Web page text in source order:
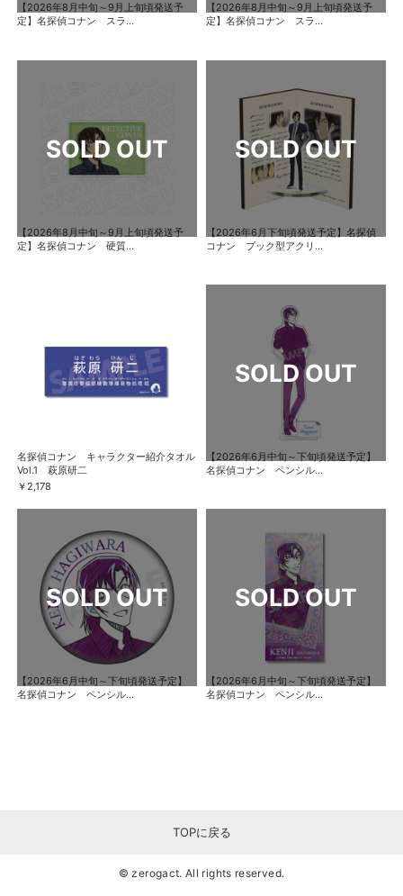
【2026年8月中旬～9月上旬頃発送予
定】名探偵コナン スラ...
【2026年8月中旬～9月上旬頃発送予
定】名探偵コナン スラ...
【2026年8月中旬～9月上旬頃発送予
定】名探偵コナン 硬質...
【2026年6月下旬頃発送予定】名探偵
コナン ブック型アクリ...
名探偵コナン キャラクター紹介タオル
Vol.1 萩原研二
￥2,178
【2026年6月中旬～下旬頃発送予定】
名探偵コナン ペンシル...
【2026年6月中旬～下旬頃発送予定】
名探偵コナン ペンシル...
【2026年6月中旬～下旬頃発送予定】
名探偵コナン ペンシル...
TOPに戻る
© zerogact. All rights reserved.